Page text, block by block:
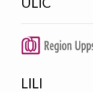
LILI